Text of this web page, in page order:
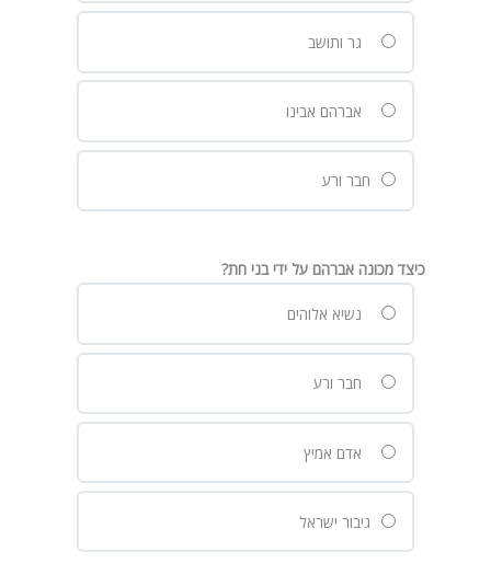
גר ותושב
אברהם אבינו
חבר ורע
כיצד מכונה אברהם על ידי בני חת?
נשיא אלוהים
חבר ורע
אדם אמיץ
גיבור ישראל